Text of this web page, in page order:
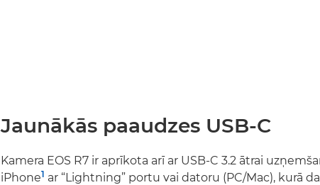
Jaunākās paaudzes USB-C
Kamera EOS R7 ir aprīkota arī ar USB-C 3.2 ātrai
iPhone1 ar “Lightning” portu vai datoru (PC/Mac), kurā